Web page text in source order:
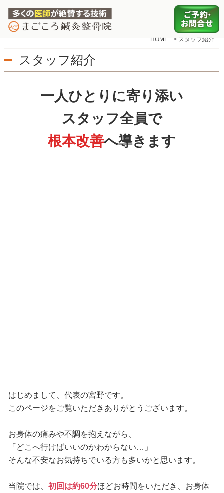
HOME > スタッフ紹介
スタッフ紹介
一人ひとりに寄り添い
スタッフ全員で
根本改善へ導きます
はじめまして、代表の宮野です。
このページをご覧いただきありがとうございます。
お身体の痛みや不調を抱えながら、
「どこへ行けばいいのかわからない…」
そんな不安なお気持ちでいる方も多いかと思います。
当院では、 初回は約60分ほどお時間をいただき、お身体